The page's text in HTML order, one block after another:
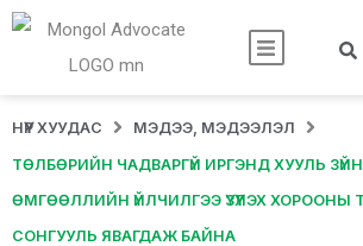
НҮҮР ХУУДАС МЭДЭЭ, МЭДЭЭЛЭЛ
ТӨЛБӨРИЙН ЧАДВАРГҮЙ ИРГЭНД ХУУЛЬ
ӨМГӨӨЛЛИЙН ҮЙЛЧИЛГЭЭ ҮЗҮҮЛЭХ ХОРООНЫ
СОНГУУЛЬ ЯВАГДАЖ БАЙНА